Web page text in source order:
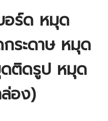
ร์ด หมุด
ระดาษ หมุด
ดติดรูป หมุด
อง)